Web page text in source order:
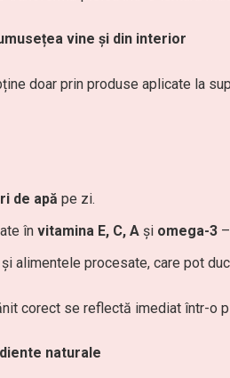
vine și din interior
doar prin produse aplicate la
de apă pe zi.
în vitamina E, C, A și omega-3
alimentele procesate, care pot
corect se reflectă imediat într-o
naturale